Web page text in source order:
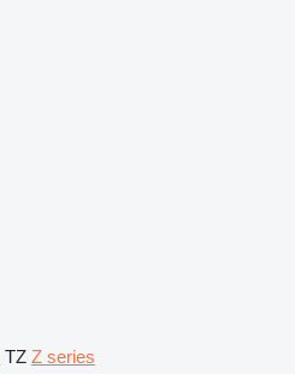
TZ Z series